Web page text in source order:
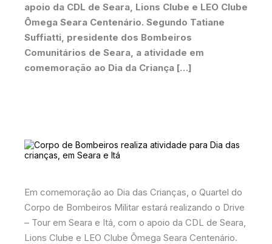
apoio da CDL de Seara, Lions Clube e LEO Clube
Ômega Seara Centenário. Segundo Tatiane
Suffiatti, presidente dos Bombeiros
Comunitários de Seara, a atividade em
comemoração ao Dia da Criança […]
Em comemoração ao Dia das Crianças, o Quartel do
Corpo de Bombeiros Militar estará realizando o Drive
– Tour em Seara e Itá, com o apoio da CDL de Seara,
Lions Clube e LEO Clube Ômega Seara Centenário.